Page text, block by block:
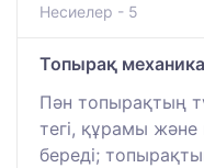
Несиелер - 5
Топырақ
Пән топырақтың
тегі, құрамы
береді;